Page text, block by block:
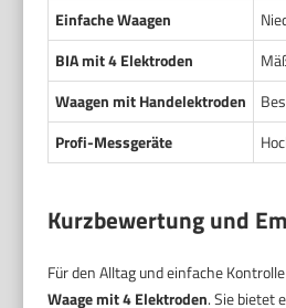
Einfache Waagen
BIA mit 4 Elektroden
Waagen mit Handelektroden
Profi-Messgeräte
Kurzbewertung und
Für den Alltag und einfache
Waage mit 4 Elektroden. Sie bietet